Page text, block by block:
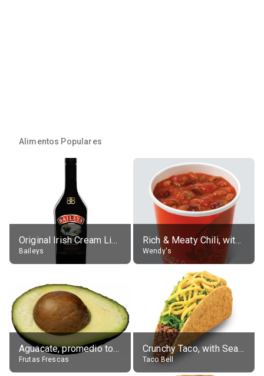
Alimentos Populares
Original Irish Cream Liqueur (17% alc.)
Baileys
Rich & Meaty Chili, without toppings, large
Wendy's
Aguacate, promedio todos variedades, crudo
Frutas Frescas
Crunchy Taco, with Seasoned Beef
Taco Bell